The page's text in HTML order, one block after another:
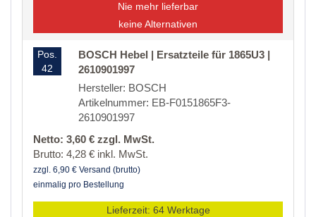
Nie mehr lieferbar
keine Alternativen
Pos.
42
BOSCH Hebel | Ersatzteile für 1865U3 |
2610901997
Hersteller: BOSCH
Artikelnummer: EB-F0151865F3-
2610901997
Netto: 3,60 € zzgl. MwSt.
Brutto: 4,28 € inkl. MwSt.
zzgl. 6,90 € Versand (brutto)
einmalig pro Bestellung
Lieferzeit: 64 Werktage